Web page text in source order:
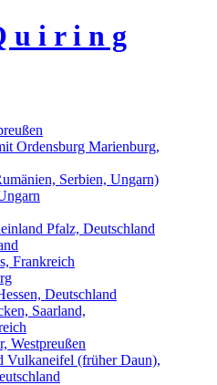
u i r i n g
Ordensburg Marienburg,
Serbien, Ungarn)
Pfalz, Deutschland
Frankreich
Deutschland
Saarland,
Westpreußen
Vulkaneifel (früher Daun),